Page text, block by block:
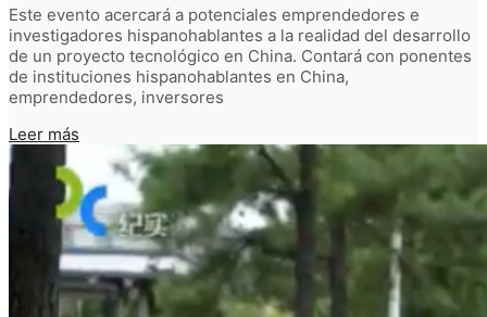
Este evento acercará a potenciales emprendedores e
investigadores hispanohablantes a la realidad del desarrollo
de un proyecto tecnológico en China. Contará con ponentes
de instituciones hispanohablantes en China,
emprendedores, inversores
Leer más